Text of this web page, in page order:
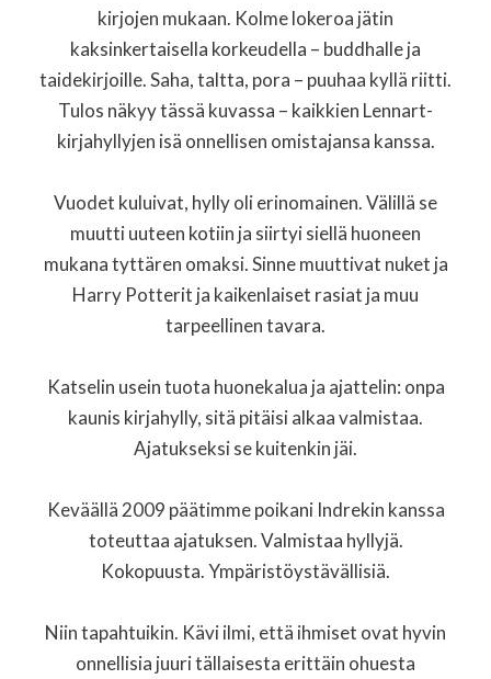
kirjojen mukaan. Kolme lokeroa jätin
kaksinkertaisella korkeudella – buddhalle ja
taidekirjoille. Saha, taltta, pora – puuhaa kyllä riitti.
Tulos näkyy tässä kuvassa – kaikkien Lennart-
kirjahyllyjen isä onnellisen omistajansa kanssa.
Vuodet kuluivat, hylly oli erinomainen. Välillä se
muutti uuteen kotiin ja siirtyi siellä huoneen
mukana tyttären omaksi. Sinne muuttivat nuket ja
Harry Potterit ja kaikenlaiset rasiat ja muu
tarpeellinen tavara.
Katselin usein tuota huonekalua ja ajattelin: onpa
kaunis kirjahylly, sitä pitäisi alkaa valmistaa.
Ajatukseksi se kuitenkin jäi.
Keväällä 2009 päätimme poikani Indrekin kanssa
toteuttaa ajatuksen. Valmistaa hyllyjä.
Kokopuusta. Ympäristöystävällisiä.
Niin tapahtuikin. Kävi ilmi, että ihmiset ovat hyvin
onnellisia juuri tällaisesta erittäin ohuesta